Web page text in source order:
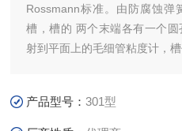
Rossmann标准。由防腐蚀弹
槽，槽的 两个末端各有一个
射到平面上的毛细管粘度计，
产品型号：301型